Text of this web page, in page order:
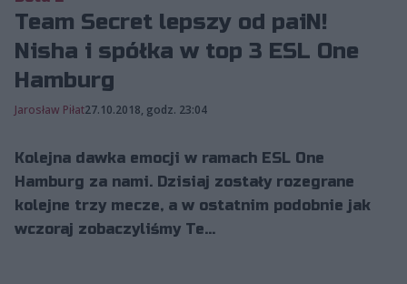
Team Secret lepszy od paiN!
Nisha i spółka w top 3 ESL One
Hamburg
Jarosław Piłat27.10.2018, godz. 23:04
Kolejna dawka emocji w ramach ESL One
Hamburg za nami. Dzisiaj zostały rozegrane
kolejne trzy mecze, a w ostatnim podobnie jak
wczoraj zobaczyliśmy Te...